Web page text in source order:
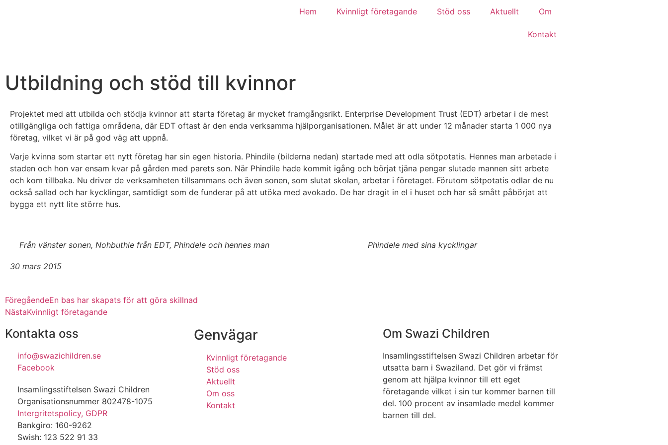
Hem Kvinnligt företagande Stöd oss Aktuellt Om
Kontakt
Utbildning och stöd till kvinnor
Projektet med att utbilda och stödja kvinnor att starta företag är mycket framgångsrikt. Enterprise Development Trust (EDT) arbetar i de mest
otillgängliga och fattiga områdena, där EDT oftast är den enda verksamma hjälporganisationen. Målet är att under 12 månader starta 1 000 nya
företag, vilket vi är på god väg att uppnå.
Varje kvinna som startar ett nytt företag har sin egen historia. Phindile (bilderna nedan) startade med att odla sötpotatis. Hennes man arbetade i
staden och hon var ensam kvar på gården med parets son. När Phindile hade kommit igång och börjat tjäna pengar slutade mannen sitt arbete
och kom tillbaka. Nu driver de verksamheten tillsammans och även sonen, som slutat skolan, arbetar i företaget. Förutom sötpotatis odlar de nu
också sallad och har kycklingar, samtidigt som de funderar på att utöka med avokado. De har dragit in el i huset och har så smått påbörjat att
bygga ett nytt lite större hus.
Från vänster sonen, Nohbuthle från EDT, Phindele och hennes man Phindele med sina kycklingar
30 mars 2015
FöregåendeEn bas har skapats för att göra skillnad
NästaKvinnligt företagande
Kontakta oss
info@swazichildren.se
Facebook
Insamlingsstiftelsen Swazi Children
Organisationsnummer 802478-1075
Intergritetspolicy, GDPR
Bankgiro: 160-9262
Swish: 123 522 91 33
Genvägar
Kvinnligt företagande
Stöd oss
Aktuellt
Om oss
Kontakt
Om Swazi Children
Insamlingsstiftelsen Swazi Children arbetar för
utsatta barn i Swaziland. Det gör vi främst
genom att hjälpa kvinnor till ett eget
företagande vilket i sin tur kommer barnen till
del. 100 procent av insamlade medel kommer
barnen till del.